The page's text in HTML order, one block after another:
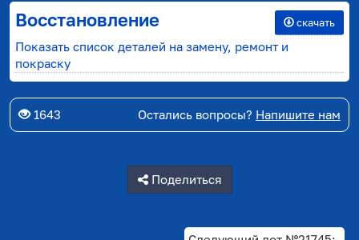
Восстановление скачать
Показать список деталей на замену, ремонт и
покраску
1643 Остались вопросы? Напишите нам
Поделиться